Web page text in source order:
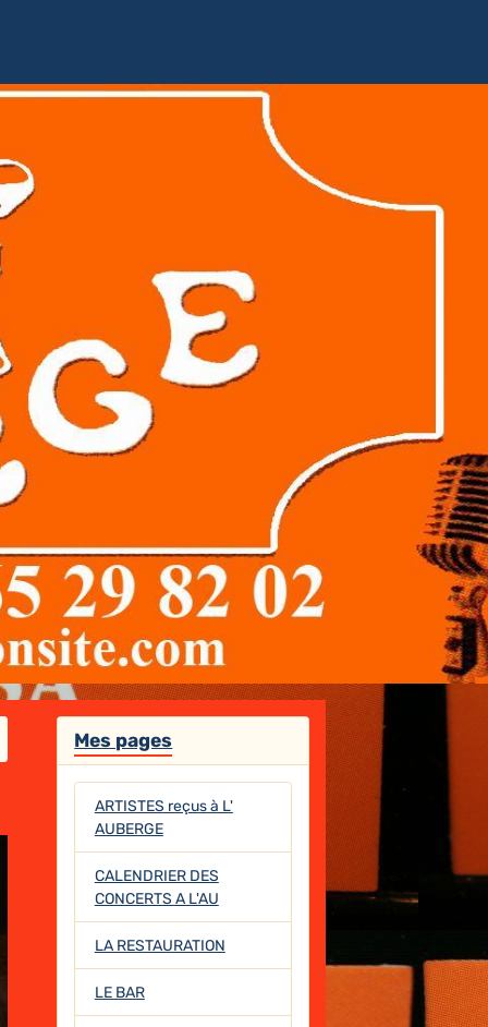
Mes pages
ARTISTES reçus à L'
AUBERGE
CALENDRIER DES
CONCERTS A L'AU
LA RESTAURATION
LE BAR